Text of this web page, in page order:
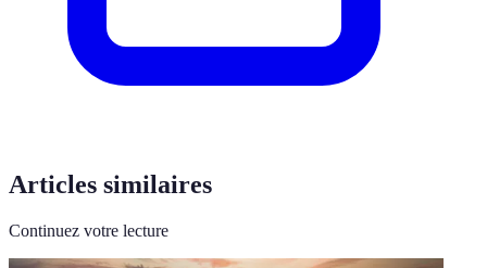
Articles similaires
Continuez votre lecture